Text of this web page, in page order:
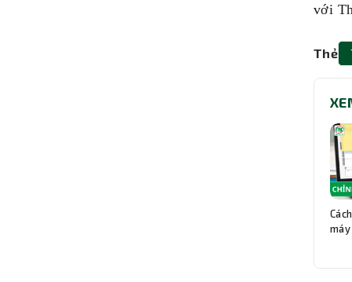
với
Thẻ